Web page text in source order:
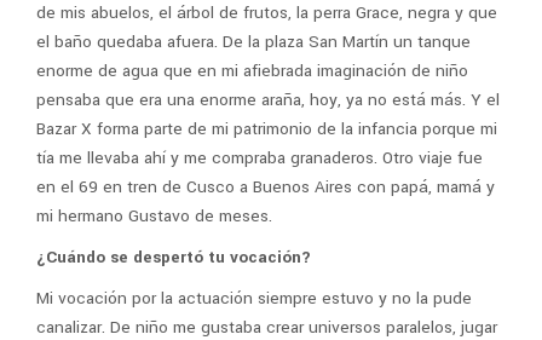
de mis abuelos, el árbol de frutos, la perra Grace, negra y que
el baño quedaba afuera. De la plaza San Martín un tanque
enorme de agua que en mi afiebrada imaginación de niño
pensaba que era una enorme araña, hoy, ya no está más. Y el
Bazar X forma parte de mi patrimonio de la infancia porque mi
tía me llevaba ahí y me compraba granaderos. Otro viaje fue
en el 69 en tren de Cusco a Buenos Aires con papá, mamá y
mi hermano Gustavo de meses.
¿Cuándo se despertó tu vocación?
Mi vocación por la actuación siempre estuvo y no la pude
canalizar. De niño me gustaba crear universos paralelos, jugar